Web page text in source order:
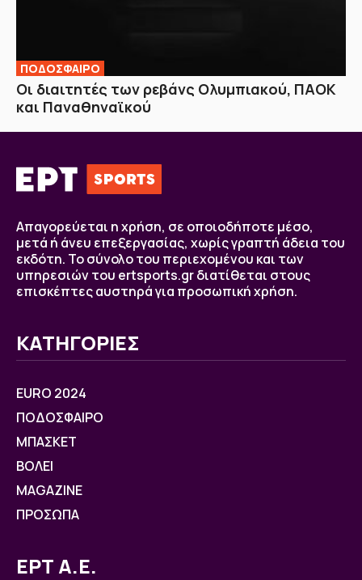
ΠΟΔΟΣΦΑΙΡΟ
Οι διαιτητές των ρεβάνς Ολυμπιακού, ΠΑΟΚ
και Παναθηναϊκού
Απαγορεύεται η χρήση, σε οποιοδήποτε μέσο,
μετά ή άνευ επεξεργασίας, χωρίς γραπτή άδεια του
εκδότη. Το σύνολο του περιεχομένου και των
υπηρεσιών του ertsports.gr διατίθεται στους
επισκέπτες αυστηρά για προσωπική χρήση.
ΚΑΤΗΓΟΡΙΕΣ
EURO 2024
ΠΟΔΟΣΦΑΙΡΟ
ΜΠΑΣΚΕΤ
ΒOΛΕΙ
MAGAZINE
ΠΡΟΣΩΠΑ
ΕΡΤ Α.Ε.